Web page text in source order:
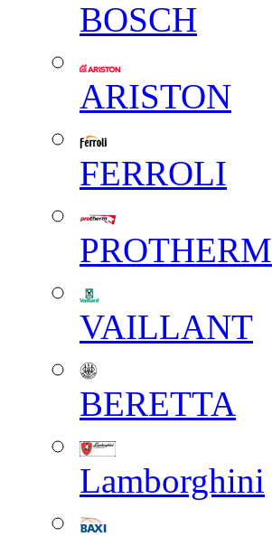
BOSCH
ARISTON
FERROLI
PROTHERM
VAILLANT
BERETTA
Lamborghini